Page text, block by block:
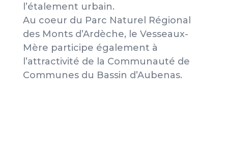
l’étalement urbain.
Au coeur du Parc Naturel Régional
des Monts d’Ardèche, le Vesseaux-
Mère participe également à
l’attractivité de la Communauté de
Communes du Bassin d’Aubenas.